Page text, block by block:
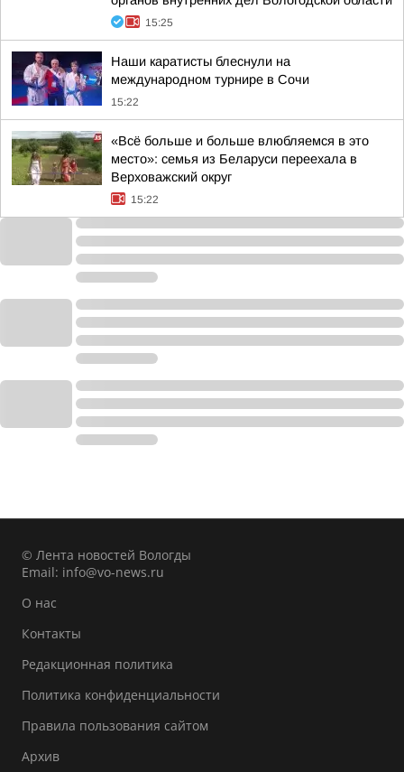
15:25
Наши каратисты блеснули на
международном турнире в Сочи
15:22
«Всё больше и больше влюбляемся в это
место»: семья из Беларуси переехала в
Верховажский округ
15:22
© Лента новостей Вологды
Email: info@vo-news.ru
О нас
Контакты
Редакционная политика
Политика конфиденциальности
Правила пользования сайтом
Архив